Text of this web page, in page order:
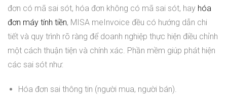
đơn có mã sai sót, hóa đơn không có mã sai sót, hay hóa
đơn máy tính tiền, MISA meInvoice đều có hướng dẫn chi
tiết và quy trình rõ ràng để doanh nghiệp thực hiện điều chỉnh
một cách thuận tiện và chính xác. Phần mềm giúp phát hiện
các sai sót như:
Hóa đơn sai thông tin (người mua, người bán).